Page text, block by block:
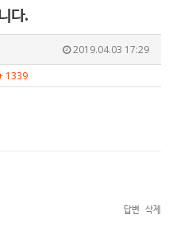
다.
2019.04.03 17:29
1339
답변 삭제